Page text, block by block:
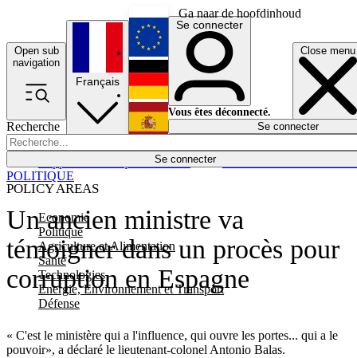
Ga naar de hoofdinhoud
Open sub
navigation
Close menu
Recherche
Se connecter
POLICY AREAS
Economie
Politique
Agriculture et Alimentation
Santé
Technologies
Energie, Environnement et Transport
Défense
Économie
Français
English
Deutsch
Español
Se connecter
Vous êtes déconnecté.
Se connecter
Un ancien ministre va
témoigner dans un procès pour
corruption en Espagne
« C'est le ministère qui a l'influence, qui ouvre les portes... qui a le
pouvoir», a déclaré le lieutenant-colonel Antonio Balas.
POLITIQUE